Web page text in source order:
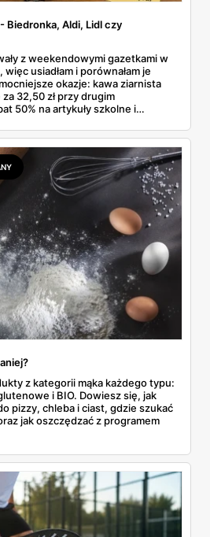
Biedronka, Aldi, Lidl czy
z weekendowymi gazetkami w
usiadłam i porównałam je
okazje: kawa ziarnista
32,50 zł przy drugim
50% na artykuły szkolne i
wyłącznie w sobotę z aplikacją. Aldi
zł. Werdykt w skrócie:
Biedronki, po świeże warzywa jedź
z kategorii mąka każdego typu:
i BIO. Dowiesz się, jak
pizzy, chleba i ciast, gdzie szukać
jak oszczędzać z programem